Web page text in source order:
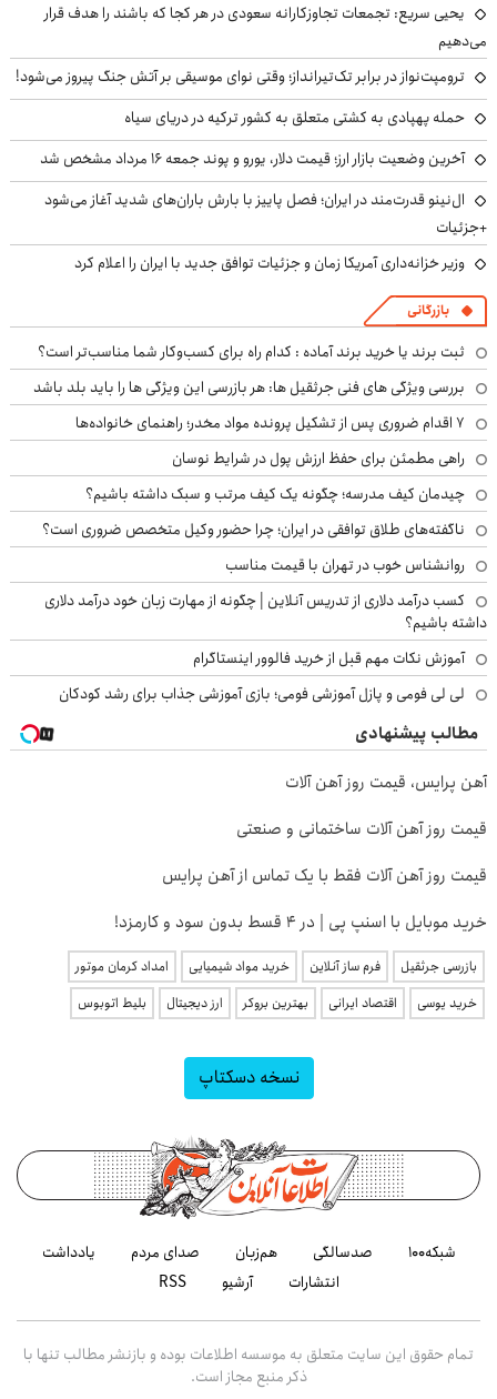
یحیی سریع: تجمعات تجاوزکارانه سعودی در هر کجا که باشند را هدف قرار
می‌دهیم
ترومپت‌نواز در برابر تک‌تیرانداز؛ وقتی نوای موسیقی بر آتش جنگ پیروز می‌شود!
حمله پهپادی به کشتی متعلق به کشور ترکیه در دریای سیاه
آخرین وضعیت بازار ارز؛ قیمت دلار، یورو و پوند جمعه ۱۶ مرداد مشخص شد
ال‌نینو قدرت‌مند در ایران؛ فصل پاییز با بارش باران‌های شدید آغاز می‌شود
+جزئیات
وزیر خزانه‌داری آمریکا زمان و جزئیات توافق جدید با ایران را اعلام کرد
بازرگانی
ثبت برند یا خرید برند آماده : کدام راه برای کسب‌وکار شما مناسب‌تر است؟
بررسی ویژگی های فنی جرثقیل ها: هر بازرسی این ویژگی ها را باید بلد باشد
۷ اقدام ضروری پس از تشکیل پرونده مواد مخدر؛ راهنمای خانواده‌ها
راهی مطمئن برای حفظ ارزش پول در شرایط نوسان
چیدمان کیف مدرسه؛ چگونه یک کیف مرتب و سبک داشته باشیم؟
ناگفته‌های طلاق توافقی در ایران؛ چرا حضور وکیل متخصص ضروری است؟
روانشناس خوب در تهران با قیمت مناسب
کسب درآمد دلاری از تدریس آنلاین | چگونه از مهارت زبان خود درآمد دلاری
داشته باشیم؟
آموزش نکات مهم قبل از خرید فالوور اینستاگرام
لی لی فومی و پازل آموزشی فومی؛ بازی آموزشی جذاب برای رشد کودکان
مطالب پیشنهادی
آهن پرایس، قیمت روز آهن آلات
قیمت روز آهن آلات ساختمانی و صنعتی
قیمت روز آهن آلات فقط با یک تماس از آهن پرایس
خرید موبایل با اسنپ پی | در ۴ قسط بدون سود و کارمزد!
بازرسی جرثقیل فرم ساز آنلاین خرید مواد شیمیایی
امداد کرمان موتور
خرید یوسی
اقتصاد ایرانی بهترین بروکر ارز دیجیتال بلیط اتوبوس
نسخه دسکتاپ
شبکه۱۰۰ صدسالگی هم‌زبان صدای مردم
یادداشت
انتشارات
آرشیو RSS
تمام حقوق این سایت متعلق به موسسه اطلاعات بوده و بازنشر مطالب تنها با
ذکر منبع مجاز است.